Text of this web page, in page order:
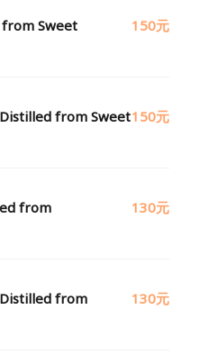
Sweet
150元
from Sweet150元
from
130元
Distilled from
130元